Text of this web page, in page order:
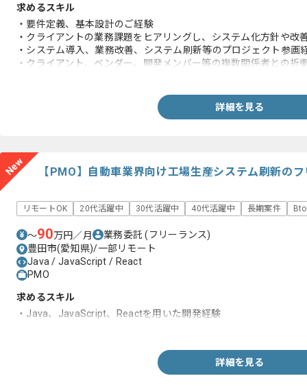
求めるスキル
・要件定義、基本設計のご経験
・クライアントの業務課題をヒアリングし、システム化方針や改
・システム導入、業務改善、システム刷新等のプロジェクト参画
・クライアント、ベンダー、開発メンバー等の複数関係者との折
詳細を見る
New 【PMO】自動車業界向け工場生産システム刷新の
リモートOK 20代活躍中 30代活躍中 40代活躍中 長期案件
〜90万円／月 業務委託(フリーランス)
豊田市(愛知県)/一部リモート
Java / JavaScript / React
PMO
求めるスキル
・Java、JavaScript、Reactを用いた開発経験
詳細を見る